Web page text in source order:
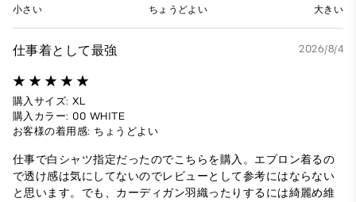
小さい ちょうどよい 大きい
仕事着として最強 2026/8/4
購入サイズ: XL
購入カラー: 00 WHITE
お客様の着用感: ちょうどよい
仕事で白シャツ指定だったのでこちらを購入。エプロン着るの
で透け感は気にしてないのでレビューとして参考にはならない
と思います。でも、カーディガン羽織ったりするには綺麗め維